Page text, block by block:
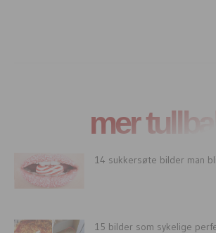
mer tullball
14 sukkersøte bilder man
15 bilder som sykelige